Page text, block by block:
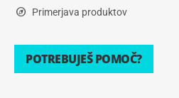
Primerjava produktov
POTREBUJEŠ POMOČ?